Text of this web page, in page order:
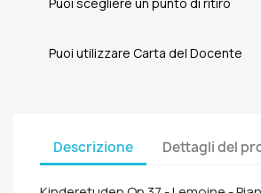
Puoi utilizzare Carta del Docente
Descrizione Dettagli del